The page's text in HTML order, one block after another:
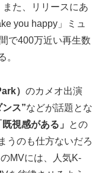
た、リリースにあ
you happy」ミュ
で400万近い再生数
。
） のカメオ出演
ンス”などが話題とな
既視感がある」
との
うのも仕方ないだろ
MVには、人気K-